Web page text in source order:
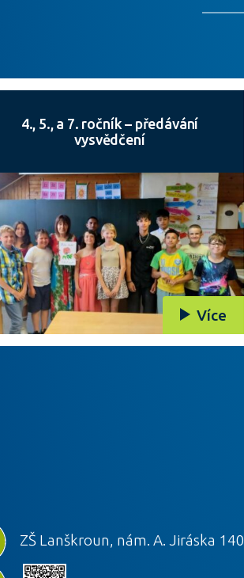
4., 5., a 7. ročník – předávání
vysvědčení
Více
ZŠ Lanškroun, nám. A. Jiráska 140